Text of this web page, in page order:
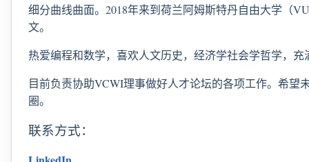
细分曲线曲面。2018年来到荷兰阿姆斯特丹自由大学（
文。
热爱编程和数学，喜欢人文历史，经济学社会学哲学，
目前负责协助VCWI理事做好人才论坛的各项工作。希
圈。
联系方式：